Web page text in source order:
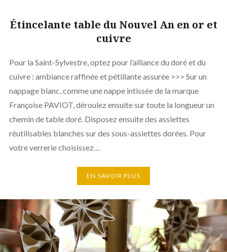
Étincelante table du Nouvel An en or et
cuivre
Pour la Saint-Sylvestre, optez pour l’alliance du doré et du
cuivre : ambiance raffinée et pétillante assurée >>> Sur un
nappage blanc, comme une nappe intissée de la marque
Françoise PAVIOT, déroulez ensuite sur toute la longueur un
chemin de table doré. Disposez ensuite des assiettes
réutilisables blanches sur des sous-assiettes dorées. Pour
votre verrerie choisissez…
EN SAVOIR PLUS